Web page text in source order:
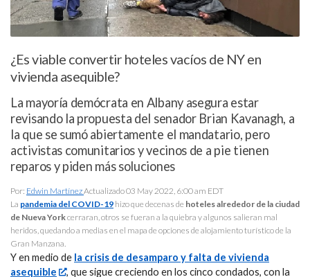
¿Es viable convertir hoteles vacíos de NY en
vivienda asequible?
La mayoría demócrata en Albany asegura estar
revisando la propuesta del senador Brian Kavanagh, a
la que se sumó abiertamente el mandatario, pero
activistas comunitarios y vecinos de a pie tienen
reparos y piden más soluciones
Por: Edwin MartínezActualizado 03 May 2022, 6:00 am EDT
La pandemia del COVID-19 hizo que decenas de hoteles alrededor de la ciudad
de Nueva Yorkcerraran, otros se fueran a la quiebra y algunos salieran mal
heridos, quedando a medias en el mapa de opciones de alojamiento turístico de la
Gran Manzana.
Y en medio de la crisis de desamparo y falta de vivienda
asequible
, que sigue creciendo en los cinco condados, con la